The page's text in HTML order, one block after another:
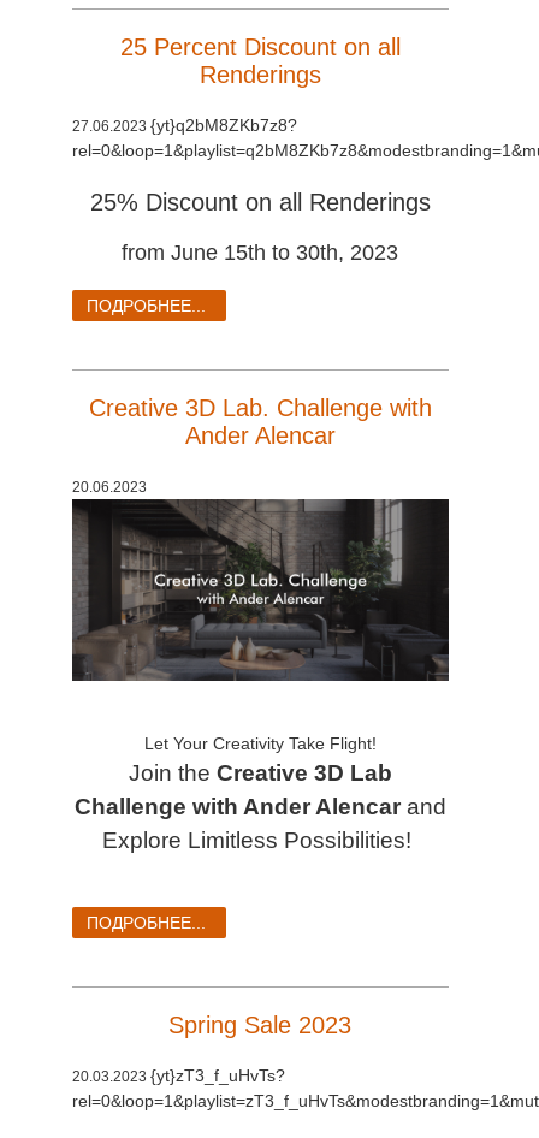
25 Percent Discount on all
Renderings
27.06.2023 {yt}q2bM8ZKb7z8?
25% Discount on all Renderings
from June 15th to 30th, 2023
ПОДРОБНЕЕ...
Creative 3D Lab. Challenge with
Ander Alencar
20.06.2023
Let Your Creativity Take Flight!
Join the Creative 3D Lab
Challenge with Ander Alencar and
Explore Limitless Possibilities!
ПОДРОБНЕЕ...
Spring Sale 2023
20.03.2023 {yt}zT3_f_uHvTs?